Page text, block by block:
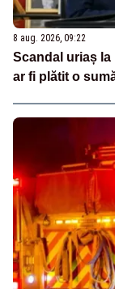
8 aug. 2026, 09:22
Scandal uriaș la
ar fi plătit o